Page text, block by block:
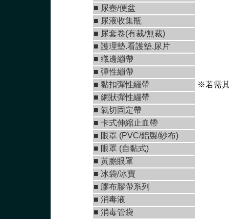
■ 尿壺/便盆
■ 尿液收集瓶
■ 尿套卷(有裁/無裁)
■ 護理墊.看護墊.尿片
■ 織邊繃帶
■ 彈性繃帶
■ 黏扣彈性繃帶
■ 網狀彈性繃帶
■ 氣切固定帶
■ 卡式伸縮止血帶
■ 眼罩 (PVC/鋁製/紗布)
■ 眼罩 (自黏式)
■ 黃膽眼罩
■ 冰袋/冰寶
■ 膠布膠帶系列
■ 消毒液
■ 消毒管袋
※若需